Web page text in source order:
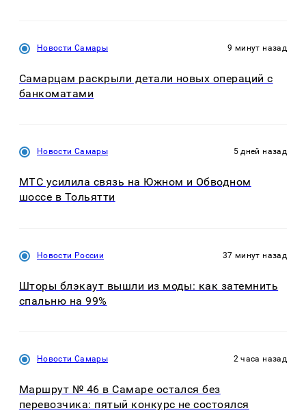
Новости Самары 9 минут назад
Самарцам раскрыли детали новых операций с
банкоматами
Новости Самары 5 дней назад
МТС усилила связь на Южном и Обводном
шоссе в Тольятти
Новости России 37 минут назад
Шторы блэкаут вышли из моды: как затемнить
спальню на 99%
Новости Самары 2 часа назад
Маршрут № 46 в Самаре остался без
перевозчика: пятый конкурс не состоялся